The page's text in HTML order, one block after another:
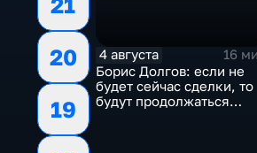
20
19
4 августа
16
Борис Долгов: если не
будет сейчас сделки, то
будут продолжаться